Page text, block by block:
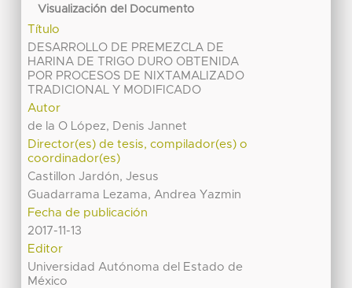
Visualización del Documento
Título
DESARROLLO DE PREMEZCLA DE
HARINA DE TRIGO DURO OBTENIDA
POR PROCESOS DE NIXTAMALIZADO
TRADICIONAL Y MODIFICADO
Autor
de la O López, Denis Jannet
Director(es) de tesis, compilador(es) o
coordinador(es)
Castillon Jardón, Jesus
Guadarrama Lezama, Andrea Yazmin
Fecha de publicación
2017-11-13
Editor
Universidad Autónoma del Estado de
México